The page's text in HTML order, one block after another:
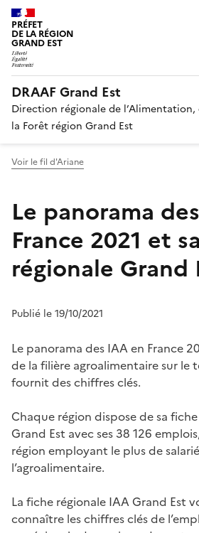
PRÉFET
DE LA RÉGION
GRAND EST
DRAAF Grand Est
Direction régionale de l’Alimentation,
la Forêt région Grand Est
Voir le fil d'Ariane
Le panorama
France 2021 et
régionale Grand
Publié le 19/10/2021
Le panorama des IAA en France
de la filière agroalimentaire sur le
fournit des chiffres clés.
Chaque région dispose de sa
Grand Est avec ses 38 126
région employant le plus de
l’agroalimentaire.
La fiche régionale IAA Grand Est
connaître les chiffres clés de